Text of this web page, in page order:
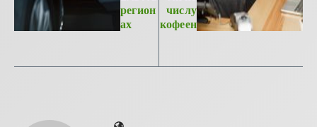
регион
ах
числу
кофеен